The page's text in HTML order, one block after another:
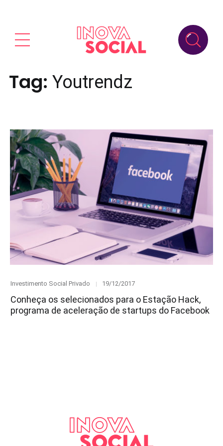
Tag: Youtrendz
Category
Investimento Social Privado
Posted
19/12/2017
Conheça os selecionados para o Estação Hack,
programa de aceleração de startups do Facebook